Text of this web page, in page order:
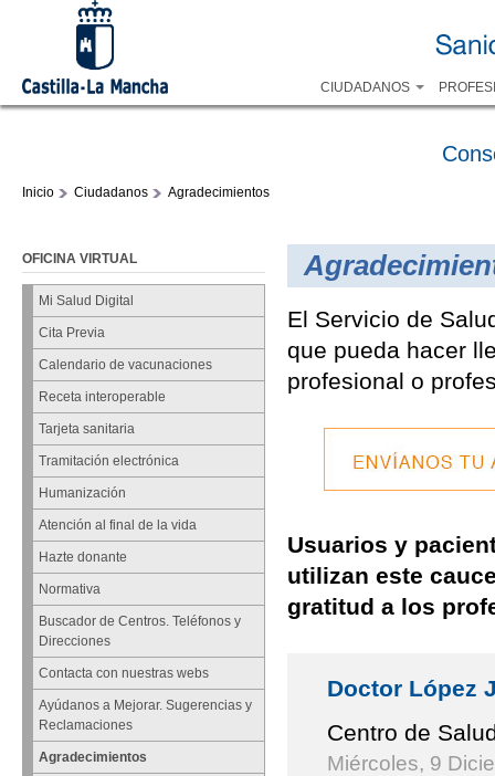
CIUDADANOS
Inicio Ciudadanos Agradecimientos
OFICINA VIRTUAL
Mi Salud Digital
Cita Previa
Calendario de vacunaciones
Receta interoperable
Tarjeta sanitaria
Tramitación electrónica
Humanización
Atención al final de la vida
Hazte donante
Normativa
Buscador de Centros. Teléfonos y
Direcciones
Contacta con nuestras webs
Ayúdanos a Mejorar. Sugerencias y
Reclamaciones
Agradecimientos
El Servicio de
que pueda hacer
profesional o
Usuarios y
utilizan este
gratitud a los
Doctor López
Centro de
Miércoles, 9